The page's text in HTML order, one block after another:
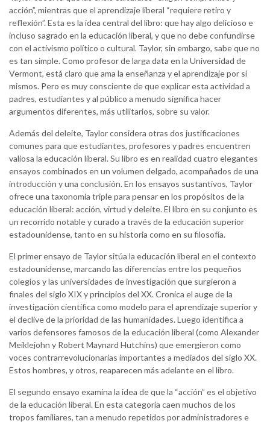
acción”, mientras que el aprendizaje liberal “requiere retiro y
reflexión”. Esta es la idea central del libro: que hay algo delicioso e
incluso sagrado en la educación liberal, y que no debe confundirse
con el activismo político o cultural. Taylor, sin embargo, sabe que no
es tan simple. Como profesor de larga data en la Universidad de
Vermont, está claro que ama la enseñanza y el aprendizaje por sí
mismos. Pero es muy consciente de que explicar esta actividad a
padres, estudiantes y al público a menudo significa hacer
argumentos diferentes, más utilitarios, sobre su valor.
Además del deleite, Taylor considera otras dos justificaciones
comunes para que estudiantes, profesores y padres encuentren
valiosa la educación liberal. Su libro es en realidad cuatro elegantes
ensayos combinados en un volumen delgado, acompañados de una
introducción y una conclusión. En los ensayos sustantivos, Taylor
ofrece una taxonomía triple para pensar en los propósitos de la
educación liberal: acción, virtud y deleite. El libro en su conjunto es
un recorrido notable y curado a través de la educación superior
estadounidense, tanto en su historia como en su filosofía.
El primer ensayo de Taylor sitúa la educación liberal en el contexto
estadounidense, marcando las diferencias entre los pequeños
colegios y las universidades de investigación que surgieron a
finales del siglo XIX y principios del XX. Cronica el auge de la
investigación científica como modelo para el aprendizaje superior y
el declive de la prioridad de las humanidades. Luego identifica a
varios defensores famosos de la educación liberal (como Alexander
Meiklejohn y Robert Maynard Hutchins) que emergieron como
voces contrarrevolucionarias importantes a mediados del siglo XX.
Estos hombres, y otros, reaparecen más adelante en el libro.
El segundo ensayo examina la idea de que la “acción” es el objetivo
de la educación liberal. En esta categoría caen muchos de los
tropos familiares, tan a menudo repetidos por administradores e